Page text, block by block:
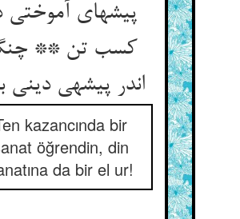
پیشه‏ای آموختی
کسب تن **
اندر پیشه‏ی دینی
kazancında bir
öğrendin, din
da bir el ur!